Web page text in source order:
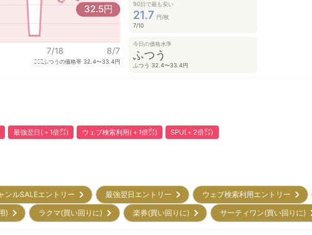
90日で最も安い
21.7 円/枚
7/10
今日の価格水準
ふつう
ふつう 32.4〜33.4円
7/18 8/7
32.5円
ふつうの価格帯32.4〜33.4円
最強翌日(＋1倍㌽) ウェブ検索利用(＋1倍㌽) SPU(＋2倍㌽)
ンルSALEエントリー 最強翌日エントリー ウェブ検索利用エントリー
用) ラクマ(買い回りに) 楽券(買い回りに) サーティワン(買い回りに)